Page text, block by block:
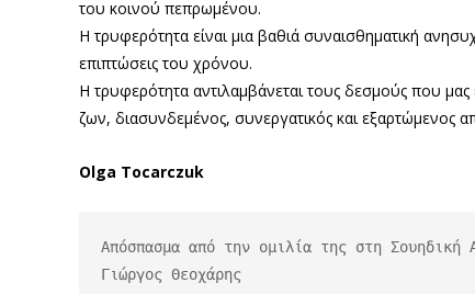
του κοινού πεπρωμένου.
Η τρυφερότητα είναι μια βαθιά συναισθηματική
επιπτώσεις του χρόνου.
Η τρυφερότητα αντιλαμβάνεται τους δεσμούς που μας
ζων, διασυνδεμένος, συνεργατικός και εξαρτώμενος
Olga Tocarczuk
Απόσπασμα από την ομιλία της στη
Γιώργος Θεοχάρης